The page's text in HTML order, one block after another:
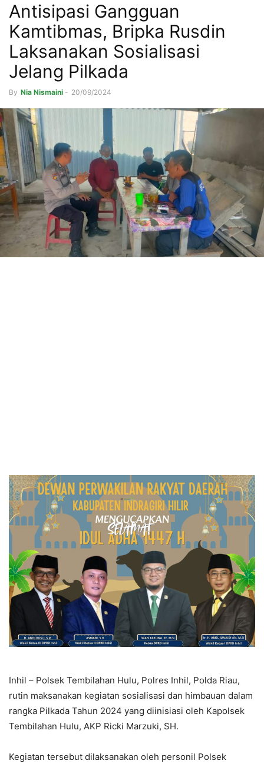
Antisipasi Gangguan
Kamtibmas, Bripka Rusdin
Laksanakan Sosialisasi
Jelang Pilkada
By Nia Nismaini - 20/09/2024
Inhil – Polsek Tembilahan Hulu, Polres Inhil, Polda Riau,
rutin maksanakan kegiatan sosialisasi dan himbauan dalam
rangka Pilkada Tahun 2024 yang diinisiasi oleh Kapolsek
Tembilahan Hulu, AKP Ricki Marzuki, SH.
Kegiatan tersebut dilaksanakan oleh personil Polsek